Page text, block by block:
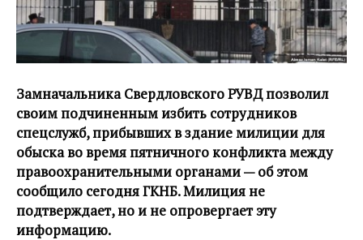
Замначальника Свердловского РУВД позволил
своим подчиненным избить сотрудников
спецслужб, прибывших в здание милиции для
обыска во время пятничного конфликта между
правоохранительными органами — об этом
сообщило сегодня ГКНБ. Милиция не
подтверждает, но и не опровергает эту
информацию.